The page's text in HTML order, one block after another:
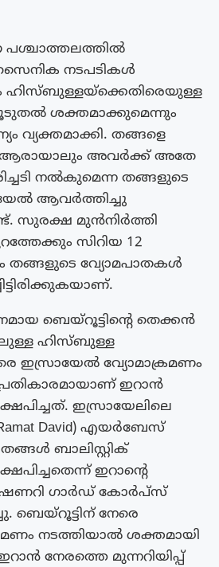
പശ്ചാത്തലത്തിൽ
നടപടികൾ
ഹിസ്ബുള്ളയ്‌ക്കെതിരെയുള്ള
ശക്തമാക്കുമെന്നും
വ്യക്തമാക്കി. തങ്ങളെ
ആരായാലും അവർക്ക് അതേ
നൽകുമെന്ന തങ്ങളുടെ
ആവർത്തിച്ചു
സുരക്ഷ മുൻനിർത്തി
സിറിയ 12
തങ്ങളുടെ വ്യോമപാതകൾ
ബെയ്റൂട്ടിന്റെ തെക്കൻ
ഹിസ്ബുള്ള
ഇസ്രായേൽ വ്യോമാക്രമണം
ഇറാൻ
ഇസ്രായേലിലെ
David) എയർബേസ്
ബാലിസ്റ്റിക്
ഇറാന്റെ
ഗാർഡ് കോർപ്സ്
ബെയ്റൂട്ടിന് നേരെ
നടത്തിയാൽ ശക്തമായി
ഇറാൻ നേരത്തെ മുന്നറിയിപ്പ്